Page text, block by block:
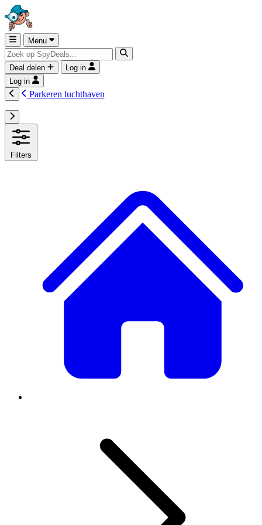
Menu
Deal delen
Log in
Log in
Parkeren luchthaven
Filters